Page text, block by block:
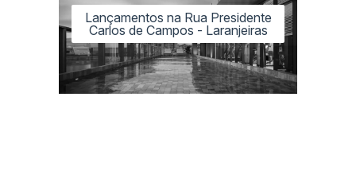
Lançamentos na Rua Presidente
Carlos de Campos - Laranjeiras